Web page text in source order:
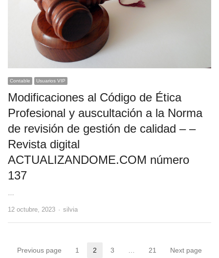
Contable Usuarios VIP
Modificaciones al Código de Ética
Profesional y auscultación a la Norma
de revisión de gestión de calidad – –
Revista digital
ACTUALIZANDOME.COM número
137
…
12 octubre, 2023 Author
silvia
Paginación
Previous page Page
1 Page
2 Page
3 … Page
21 Next page